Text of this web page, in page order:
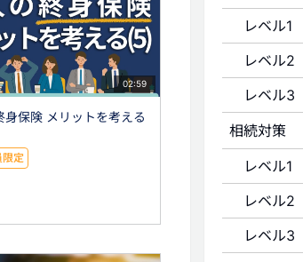
02:59
身保険 メリットを考える
限定
レベル1
レベル2
レベル3
相続対策
レベル1
レベル2
レベル3